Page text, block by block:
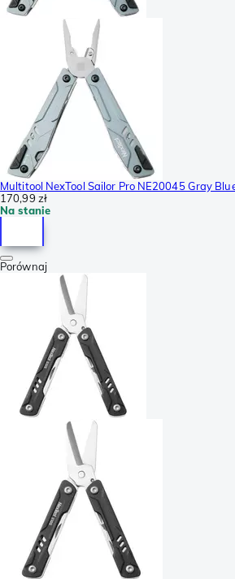
Multitool NexTool Sailor Pro NE20045 Gray
170,99 zł
Na stanie
Porównaj